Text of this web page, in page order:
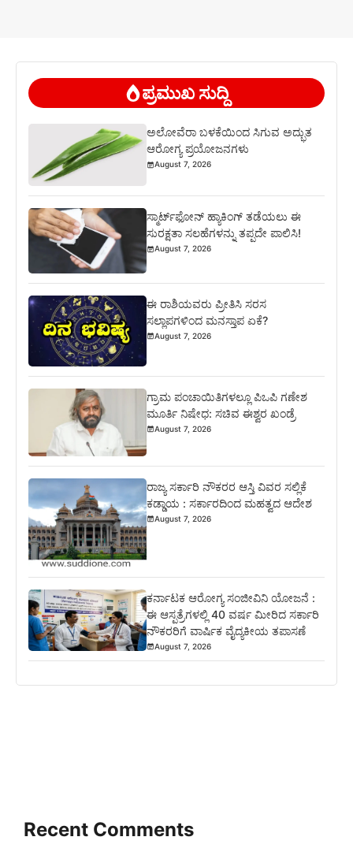
ಪ್ರಮುಖ ಸುದ್ದಿ
ಅಲೋವೆರಾ ಬಳಕೆಯಿಂದ ಸಿಗುವ ಅದ್ಭುತ
ಆರೋಗ್ಯ ಪ್ರಯೋಜನಗಳು
August 7, 2026
ಸ್ಮಾರ್ಟ್‌ಫೋನ್ ಹ್ಯಾಕಿಂಗ್ ತಡೆಯಲು ಈ
ಸುರಕ್ಷತಾ ಸಲಹೆಗಳನ್ನು ತಪ್ಪದೇ ಪಾಲಿಸಿ!
August 7, 2026
ಈ ರಾಶಿಯವರು ಪ್ರೀತಿಸಿ ಸರಸ
ಸಲ್ಲಾಪಗಳಿಂದ ಮನಸ್ತಾಪ ಏಕೆ?
August 7, 2026
ಗ್ರಾಮ ಪಂಚಾಯಿತಿಗಳಲ್ಲೂ ಪಿಒಪಿ ಗಣೇಶ
ಮೂರ್ತಿ ನಿಷೇಧ: ಸಚಿವ ಈಶ್ವರ ಖಂಡ್ರೆ
August 7, 2026
ರಾಜ್ಯ ಸರ್ಕಾರಿ ನೌಕರರ ಆಸ್ತಿ ವಿವರ ಸಲ್ಲಿಕೆ
ಕಡ್ಡಾಯ : ಸರ್ಕಾರದಿಂದ ಮಹತ್ವದ ಆದೇಶ
August 7, 2026
ಕರ್ನಾಟಕ ಆರೋಗ್ಯ ಸಂಜೀವಿನಿ ಯೋಜನೆ :
ಈ ಆಸ್ಪತ್ರೆಗಳಲ್ಲಿ 40 ವರ್ಷ ಮೀರಿದ ಸರ್ಕಾರಿ
ನೌಕರರಿಗೆ ವಾರ್ಷಿಕ ವೈದ್ಯಕೀಯ ತಪಾಸಣೆ
August 7, 2026
Recent Comments